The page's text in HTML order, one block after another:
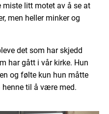
litt motet av å se at
men heller minker og
det som har skjedd
har gått i vår kirke. Hun
og følte kun hun måtte
til å være med.